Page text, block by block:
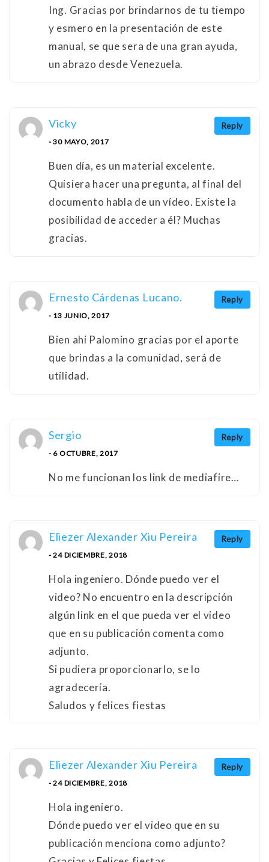
Ing. Gracias por brindarnos de tu tiempo
y esmero en la presentación de este
manual, se que sera de una gran ayuda,
un abrazo desde Venezuela.
Reply
Vicky
- 30 MAYO, 2017
Buen día, es un material excelente.
Quisiera hacer una pregunta, al final del
documento habla de un vídeo. Existe la
posibilidad de acceder a él? Muchas
gracias.
Reply
Ernesto Cárdenas Lucano.
- 13 JUNIO, 2017
Bien ahí Palomino gracias por el aporte
que brindas a la comunidad, será de
utilidad.
Reply
Sergio
- 6 OCTUBRE, 2017
No me funcionan los link de mediafire…
Reply
Eliezer Alexander Xiu Pereira
- 24 DICIEMBRE, 2018
Hola ingeniero. Dónde puedo ver el
video? No encuentro en la descripción
algún link en el que pueda ver el video
que en su publicación comenta como
adjunto.
Si pudiera proporcionarlo, se lo
agradecería.
Saludos y felices fiestas
Reply
Eliezer Alexander Xiu Pereira
- 24 DICIEMBRE, 2018
Hola ingeniero.
Dónde puedo ver el video que en su
publicación menciona como adjunto?